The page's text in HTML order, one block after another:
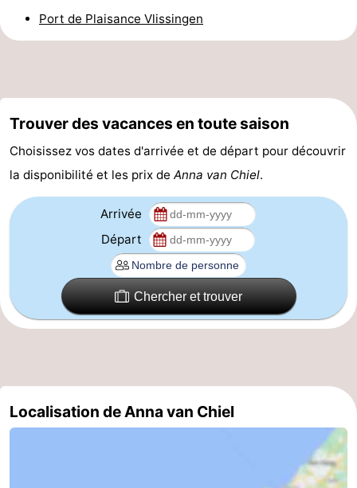
golf
Sportive
Equitation
Conduite
l'anneau
et
manger
Événements
Pratiques
Forum
Route
Stationnement
Adresses
Zeeland
Schouwen-
Port de Plaisance Vlissingen
Trouver des vacances en toute saison
Choisissez vos dates d'arrivée et de départ pour découvrir
la disponibilité et les prix de Anna van Chiel.
Arrivée
Départ
Chercher et trouver
Localisation de Anna van Chiel